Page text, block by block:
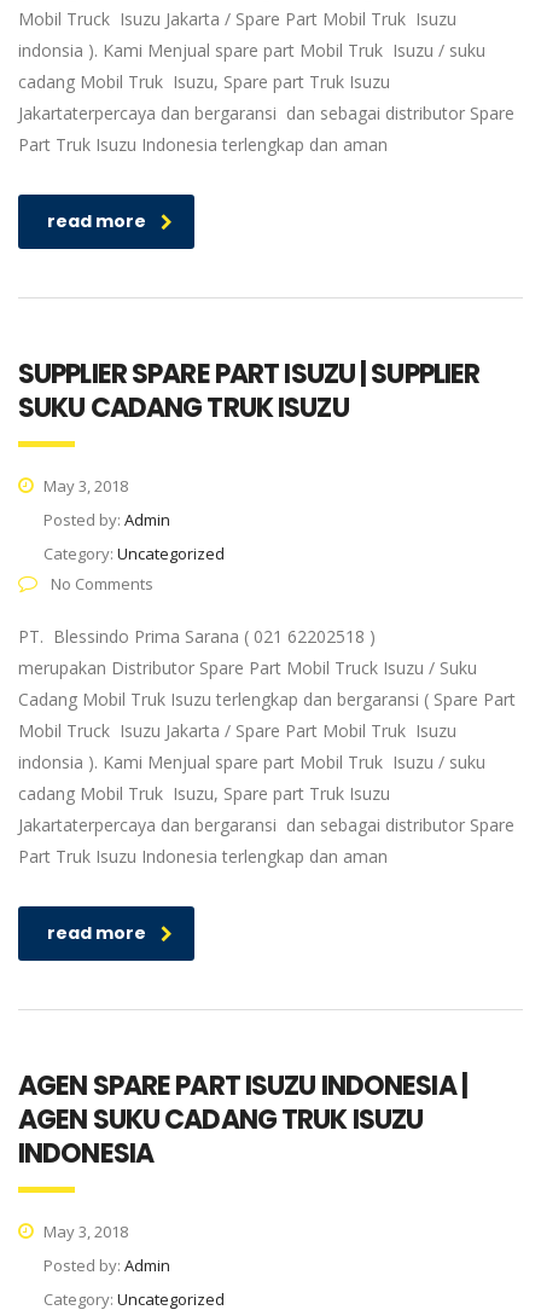
Mobil Truck Isuzu Jakarta / Spare Part Mobil Truk Isuzu
indonsia ). Kami Menjual spare part Mobil Truk Isuzu / suku
cadang Mobil Truk Isuzu, Spare part Truk Isuzu
Jakartaterpercaya dan bergaransi dan sebagai distributor Spare
Part Truk Isuzu Indonesia terlengkap dan aman
read more
SUPPLIER SPARE PART ISUZU | SUPPLIER
SUKU CADANG TRUK ISUZU
May 3, 2018
Posted by: Admin
Category: Uncategorized
No Comments
PT. Blessindo Prima Sarana ( 021 62202518 )
merupakan Distributor Spare Part Mobil Truck Isuzu / Suku
Cadang Mobil Truk Isuzu terlengkap dan bergaransi ( Spare Part
Mobil Truck Isuzu Jakarta / Spare Part Mobil Truk Isuzu
indonsia ). Kami Menjual spare part Mobil Truk Isuzu / suku
cadang Mobil Truk Isuzu, Spare part Truk Isuzu
Jakartaterpercaya dan bergaransi dan sebagai distributor Spare
Part Truk Isuzu Indonesia terlengkap dan aman
read more
AGEN SPARE PART ISUZU INDONESIA |
AGEN SUKU CADANG TRUK ISUZU
INDONESIA
May 3, 2018
Posted by: Admin
Category: Uncategorized